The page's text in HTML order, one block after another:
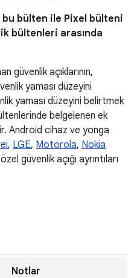
bu bülten ile Pixel bülteni
bültenleri arasında
güvenlik açıklarının,
yaması düzeyini
yaması düzeyini belirtmek
belgelenen ek
Android cihaz ve yonga
, LGE, Motorola, Nokia
güvenlik açığı ayrıntıları
Notlar